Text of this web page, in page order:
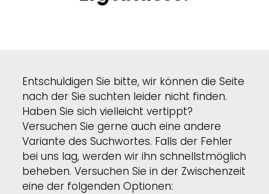
Entschuldigen Sie bitte, wir können die Seite
nach der Sie suchten leider nicht finden.
Haben Sie sich vielleicht vertippt?
Versuchen Sie gerne auch eine andere
Variante des Suchwortes. Falls der Fehler
bei uns lag, werden wir ihn schnellstmöglich
beheben. Versuchen Sie in der Zwischenzeit
eine der folgenden Optionen: